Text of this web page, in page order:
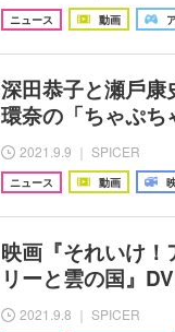
ニュース 動画
深田恭子と瀬⼾
環奈の「ちゃぷ
2021.9.9 ｜ SPICER
ニュース 動画
映画『それいけ
リーと雲の国』
2021.9.8 ｜ SPICER